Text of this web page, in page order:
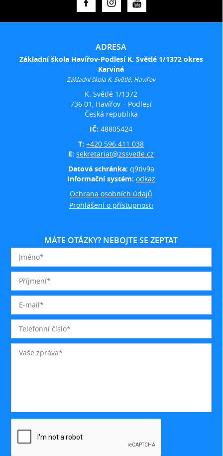
ADRESA
Základní škola Havířov-Podlesí K. Světlé 1/1372 okres
Karviná
Základní škola K. Světlé, Havířov
K. Světlé 1/1372
736 01, Havířov – Podlesí
Česká republika
IČ:48805424
T:+420 596 411 038
E:sekretariat@zssvetle.cz
Datová schránka: q9tiv9a
Informační systém: odkaz
Ochrana osobních údajů
Prohlášení o přístupnosti
MÁTE OTÁZKY? NEBOJTE SE ZEPTAT